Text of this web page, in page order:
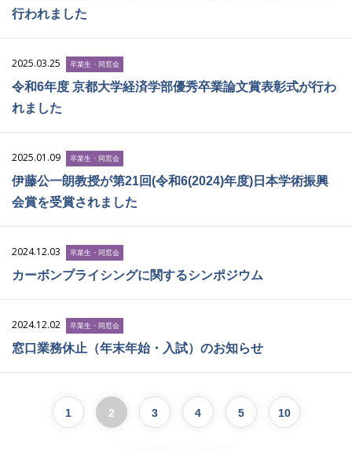
行われました
2025.03.25 卒業生・同窓会
令和6年度 京都大学経済学部優秀卒業論文賞表彰式が行わ
れました
2025.01.09 卒業生・同窓会
伊藤公一朗教授が第21回(令和6(2024)年度)日本学術振興
会賞を受賞されました
2024.12.03 卒業生・同窓会
カーボンプライシングに関するシンポジウム
2024.12.02 卒業生・同窓会
窓口業務休止（年末年始・入試）のお知らせ
1 2 3 4 5 10